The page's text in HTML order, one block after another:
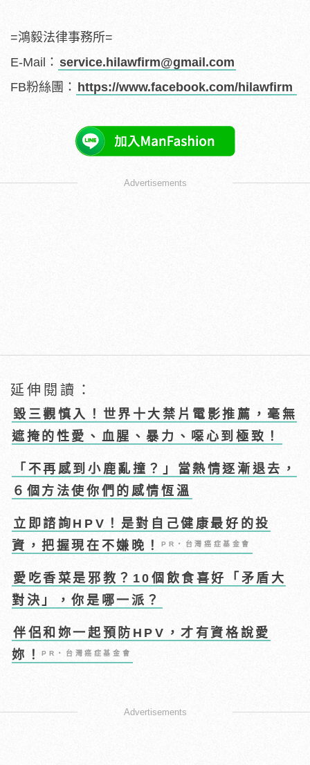
=鴻毅法律事務所=
E-Mail： service.hilawfirm@gmail.com
FB粉絲團： https://www.facebook.com/hilawfirm
Advertisements
延伸閱讀：
毀三觀慎入！世界十大禁片電影推薦，毫無
遮掩的性愛、血腥、暴力、噁心到極致！
「不再感到小鹿亂撞？」當熱情逐漸退去，
６個方法使你們的感情恆溫
立即諮詢HPV！是對自己健康最好的投
資，把握現在不嫌晚！PR・台灣癌症基金會
愛吃香菜是邪教？10個飲食喜好「矛盾大
對決」，你是哪一派？
伴侶和妳一起預防HPV，才有資格說愛
妳！PR・台灣癌症基金會
Advertisements